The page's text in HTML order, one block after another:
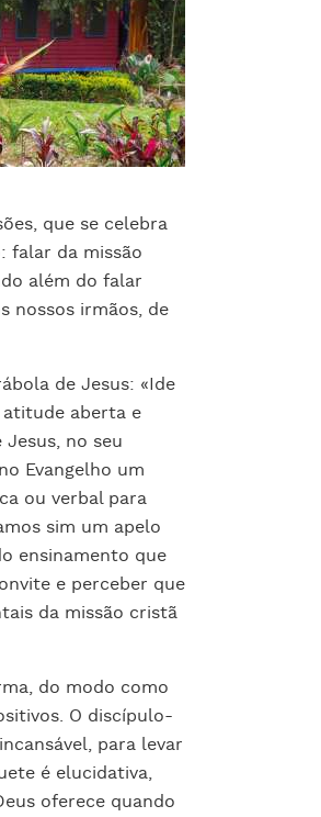
que se celebra
falar da missão
além do falar
nossos irmãos, de
de Jesus: «Ide
atitude aberta e
no seu
Evangelho um
ou verbal para
sim um apelo
ensinamento que
e perceber que
da missão cristã
do modo como
O discípulo-
para levar
é elucidativa,
oferece quando